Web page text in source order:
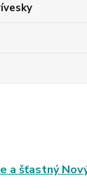
a šťastný